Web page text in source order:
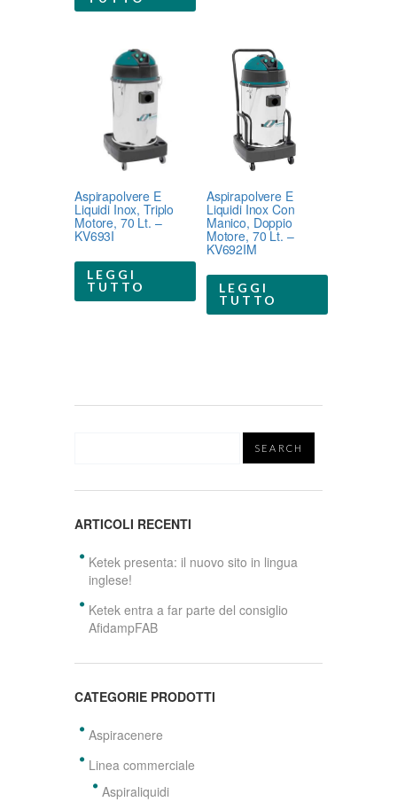
Aspirapolvere E
Liquidi Inox, Triplo
Motore, 70 Lt. –
KV693I
LEGGI
TUTTO
Aspirapolvere E
Liquidi Inox Con
Manico, Doppio
Motore, 70 Lt. –
KV692IM
LEGGI
TUTTO
ARTICOLI RECENTI
Ketek presenta: il nuovo sito in lingua
inglese!
Ketek entra a far parte del consiglio
AfidampFAB
CATEGORIE PRODOTTI
Aspiracenere
Linea commerciale
Aspiraliquidi